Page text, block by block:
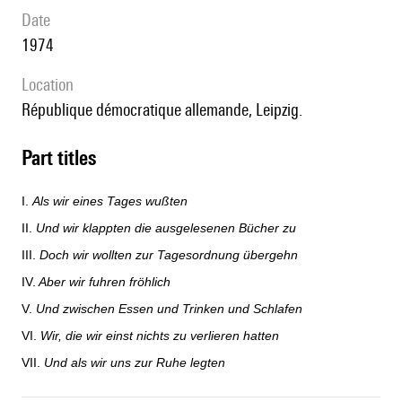
date
1974
location
République démocratique allemande, Leipzig.
Part titles
I. Als wir eines Tages wußten
II. Und wir klappten die ausgelesenen Bücher zu
III. Doch wir wollten zur Tagesordnung übergehn
IV. Aber wir fuhren fröhlich
V. Und zwischen Essen und Trinken und Schlafen
VI. Wir, die wir einst nichts zu verlieren hatten
VII. Und als wir uns zur Ruhe legten